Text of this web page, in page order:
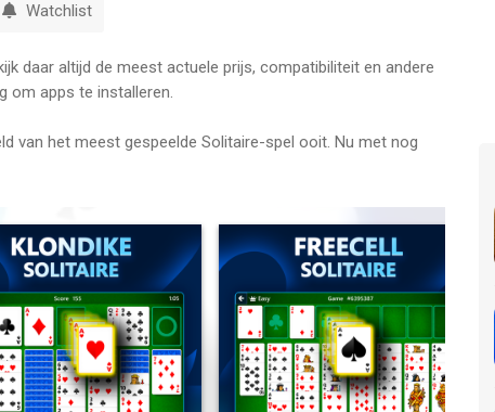
Watchlist
daar altijd de meest actuele prijs, compatibiliteit en andere
om apps te installeren.
van het meest gespeelde Solitaire-spel ooit. Nu met nog
je geest scherp door de moeilijkheidsgraad te verhogen,
te spelen of het scorebord te beklimmen bij
prestaties en meer te verzamelen. Plus, ontdek nog
elk moment kunt spelen: Microsoft Bubble, Jewel, Gravity